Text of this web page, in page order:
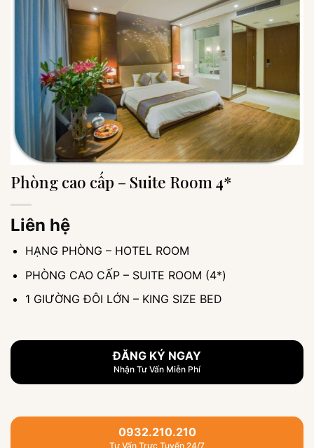
Phòng cao cấp – Suite Room 4*
Liên hệ
HẠNG PHÒNG – HOTEL ROOM
PHÒNG CAO CẤP – SUITE ROOM (4*)
1 GIƯỜNG ĐÔI LỚN – KING SIZE BED
ĐĂNG KÝ NGAY
Nhận Tư Vấn Miễn Phí
0932.210.210
Tư Vấn Trực Tuyến 24/7